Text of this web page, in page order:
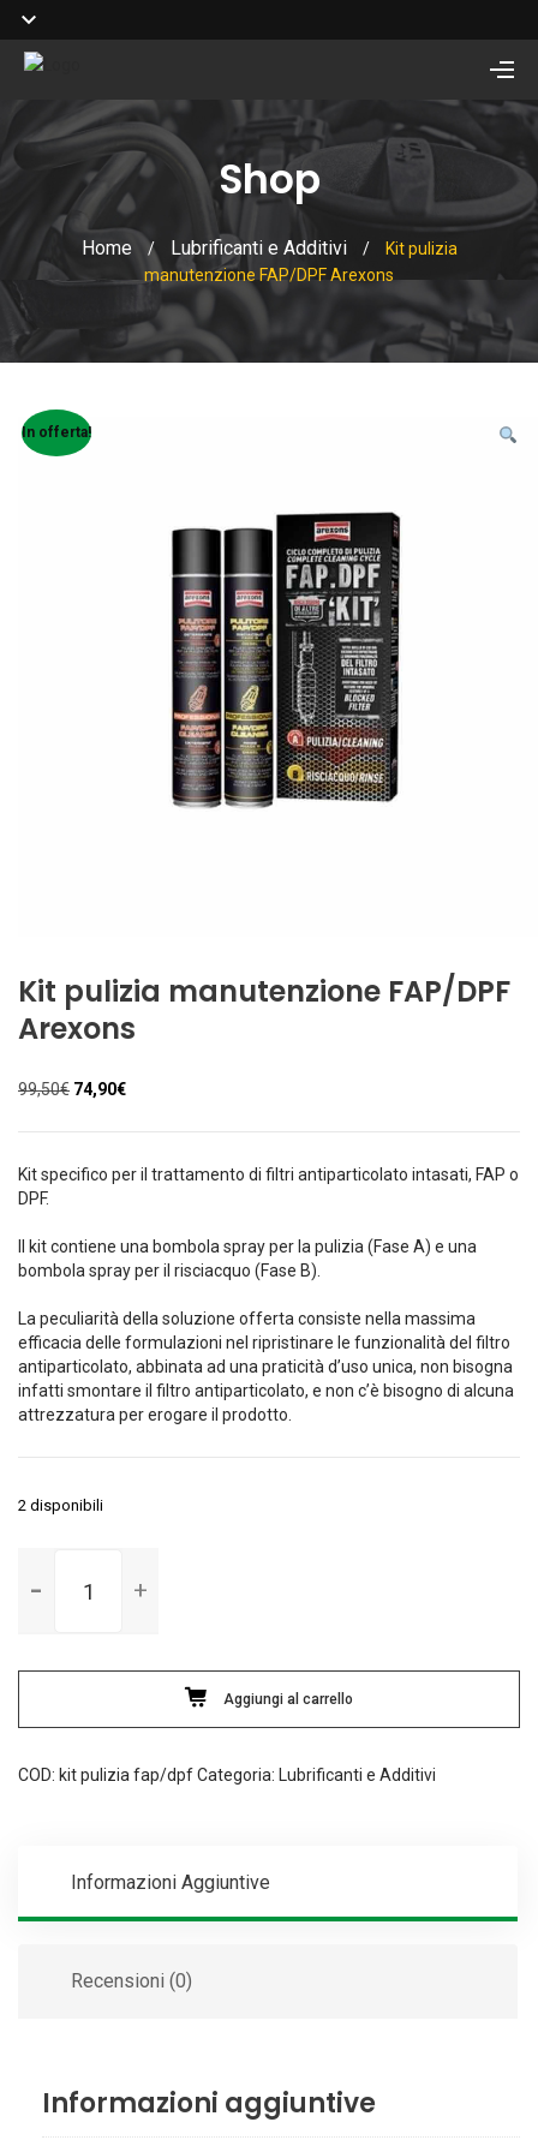
Shop
Home / Lubrificanti e Additivi /
Kit pulizia
manutenzione FAP/DPF Arexons
In offerta!
Kit pulizia manutenzione FAP/DPF
Arexons
99,50€ Il
originale
99,50€.
74,90€Il
attuale
74,90€.
Kit specifico per il trattamento di filtri antiparticolato intasati, FAP o
DPF.
Il kit contiene una bombola spray per la pulizia (Fase A) e una
bombola spray per il risciacquo (Fase B).
La peculiarità della soluzione offerta consiste nella massima
efficacia delle formulazioni nel ripristinare le funzionalità del filtro
antiparticolato, abbinata ad una praticità d’uso unica, non bisogna
infatti smontare il filtro antiparticolato, e non c’è bisogno di alcuna
attrezzatura per erogare il prodotto.
2 disponibili
pulizia
Arexons
Aggiungi al carrello
COD: kit pulizia fap/dpfCategoria: Lubrificanti e Additivi
Informazioni Aggiuntive
Recensioni (0)
Informazioni aggiuntive